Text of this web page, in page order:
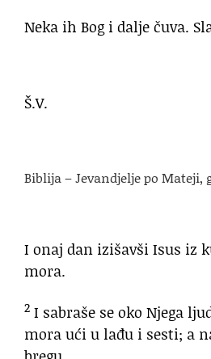
Neka ih Bog i dalje čuva.
Š.V.
Biblija – Jevandjelje po Mateji,
I onaj dan izišavši Isus iz
mora.
2 I sabraše se oko Njega
mora ući u lađu i sesti; a